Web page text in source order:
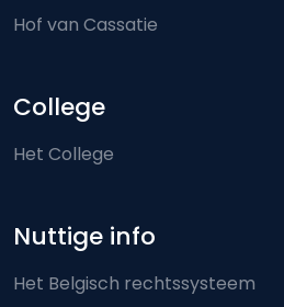
Hof van Cassatie
College
Het College
Nuttige info
Het Belgisch rechtssysteem